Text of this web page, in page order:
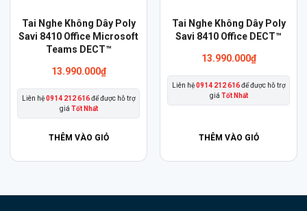
Tai Nghe Không Dây Poly
Savi 8410 Office Microsoft
Teams DECT™
13.990.000₫
Liên hệ0914 212 616để được hỗ trợ
giá Tốt Nhất
THÊM VÀO GIỎ
Tai Nghe Không Dây Poly
Savi 8410 Office DECT™
13.990.000₫
Liên hệ0914 212 616để được hỗ trợ
giá Tốt Nhất
THÊM VÀO GIỎ